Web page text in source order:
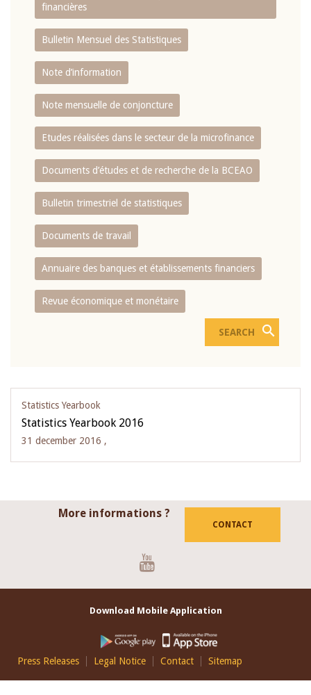
financières
Bulletin Mensuel des Statistiques
Note d’information
Note mensuelle de conjoncture
Etudes réalisées dans le secteur de la microfinance
Documents d’études et de recherche de la BCEAO
Bulletin trimestriel de statistiques
Documents de travail
Annuaire des banques et établissements financiers
Revue économique et monétaire
Statistics Yearbook
Statistics Yearbook 2016
31 december 2016 ,
More informations ?
CONTACT
Download Mobile Application
Footer
EN
Press Releases Legal Notice Contact Sitemap